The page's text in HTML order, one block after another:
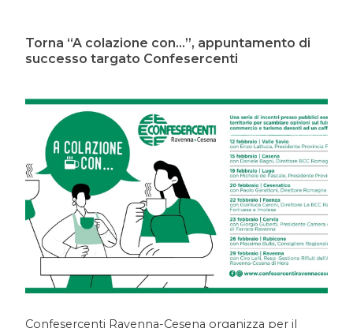
Torna “A colazione con...”, appuntamento di
successo targato Confesercenti
Confesercenti Ravenna-Cesena organizza per il